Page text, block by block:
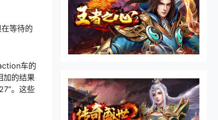
等待的
车的
加的结果
。这些